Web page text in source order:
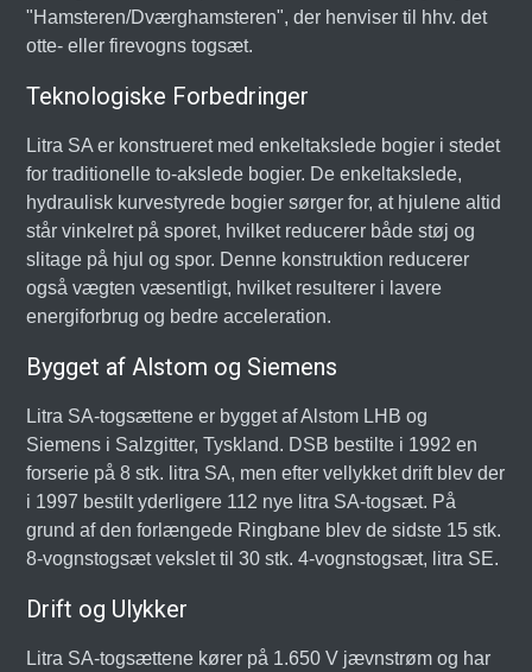
"Hamsteren/Dværghamsteren", der henviser til hhv. det
otte- eller firevogns togsæt.
Teknologiske Forbedringer
Litra SA er konstrueret med enkeltakslede bogier i stedet
for traditionelle to-akslede bogier. De enkeltakslede,
hydraulisk kurvestyrede bogier sørger for, at hjulene altid
står vinkelret på sporet, hvilket reducerer både støj og
slitage på hjul og spor. Denne konstruktion reducerer
også vægten væsentligt, hvilket resulterer i lavere
energiforbrug og bedre acceleration.
Bygget af Alstom og Siemens
Litra SA-togsættene er bygget af Alstom LHB og
Siemens i Salzgitter, Tyskland. DSB bestilte i 1992 en
forserie på 8 stk. litra SA, men efter vellykket drift blev der
i 1997 bestilt yderligere 112 nye litra SA-togsæt. På
grund af den forlængede Ringbane blev de sidste 15 stk.
8-vognstogsæt vekslet til 30 stk. 4-vognstogsæt, litra SE.
Drift og Ulykker
Litra SA-togsættene kører på 1.650 V jævnstrøm og har